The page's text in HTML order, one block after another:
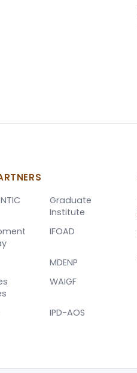
Graduate
Institute
IFOAD
MDENP
WAIGF
IPD-AOS